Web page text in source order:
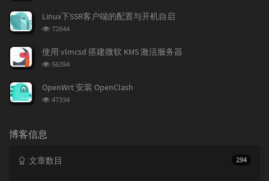
次
Linux下SSR客户端的配置与开机自启
浏
次
数:
72644
使用 vlmcsd 搭建微软 KMS 激活服务器
浏
次
56394
OpenWrt 安装 OpenClash
浏
47334
博客信息
294
文章数目